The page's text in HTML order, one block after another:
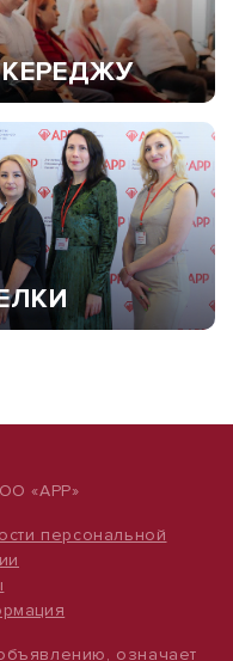
«АРР»
персональной
означает